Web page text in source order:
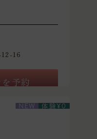
12-16
予約
NEW 体験¥0